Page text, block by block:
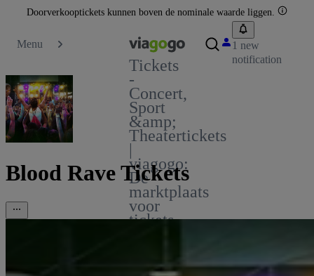
Doorverkooptickets kunnen boven de nominale waarde liggen.
Menu
Tickets
-
Concert,
Sport
&amp;
Theatertickets
|
viagogo:
De
marktplaats
voor
tickets
1 new
notification
Blood Rave Tickets